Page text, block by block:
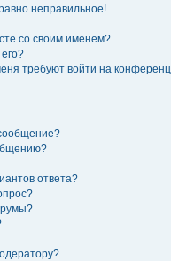
неправильное!
со своим именем?
требуют войти на
ответа?